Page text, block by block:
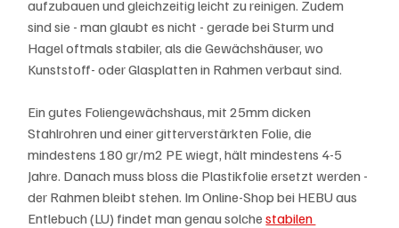
aufzubauen und gleichzeitig leicht zu reinigen. Zudem
sind sie - man glaubt es nicht - gerade bei Sturm und
Hagel oftmals stabiler, als die Gewächshäuser, wo
Kunststoff- oder Glasplatten in Rahmen verbaut sind.
Ein gutes Foliengewächshaus, mit 25mm dicken
Stahlrohren und einer gitterverstärkten Folie, die
mindestens 180 gr/m2 PE wiegt, hält mindestens 4-5
Jahre. Danach muss bloss die Plastikfolie ersetzt werden -
der Rahmen bleibt stehen. Im Online-Shop bei HEBU aus
Entlebuch (LU) findet man genau solche stabilen